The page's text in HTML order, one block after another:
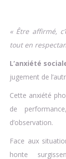
« Être affirmé,
tout en
L’anxiété
jugement de
Cette anxiété
de
d’observation.
Face aux
honte